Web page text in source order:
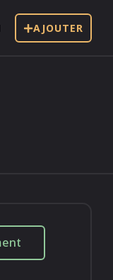
AJOUTER